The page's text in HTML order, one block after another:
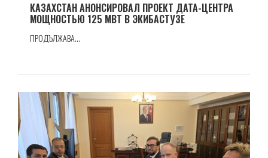
КАЗАХСТАН АНОНСИРОВАЛ ПРОЕКТ ДАТА-ЦЕНТРА
МОЩНОСТЬЮ 125 МВТ В ЭКИБАСТУЗЕ
ПРОДЪЛЖАВА...